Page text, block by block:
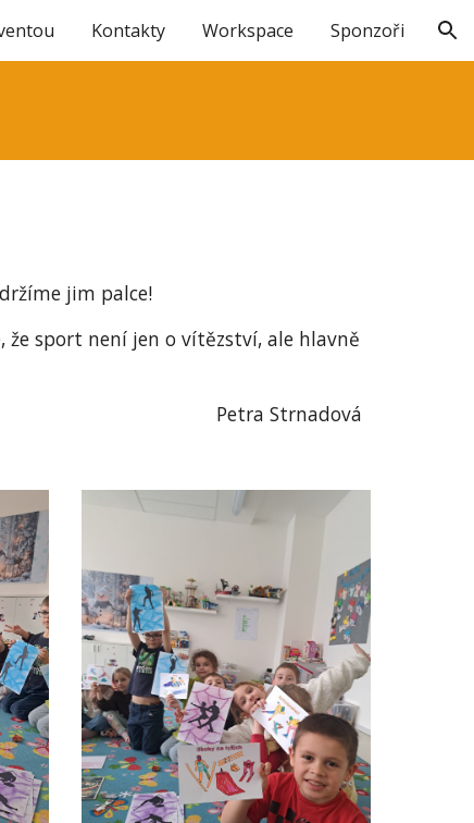
Kontakty Workspace Sponzoři
jim palce!
sport není jen o vítězství, ale hlavně
Petra Strnadová